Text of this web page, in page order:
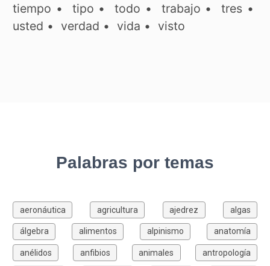
tiempo • tipo •todo • trabajo •tres •
usted • verdad • vida • visto
Palabras por temas
aeronáutica agricultura ajedrez algas
álgebra alimentos alpinismo anatomía
anélidos anfibios animales antropología